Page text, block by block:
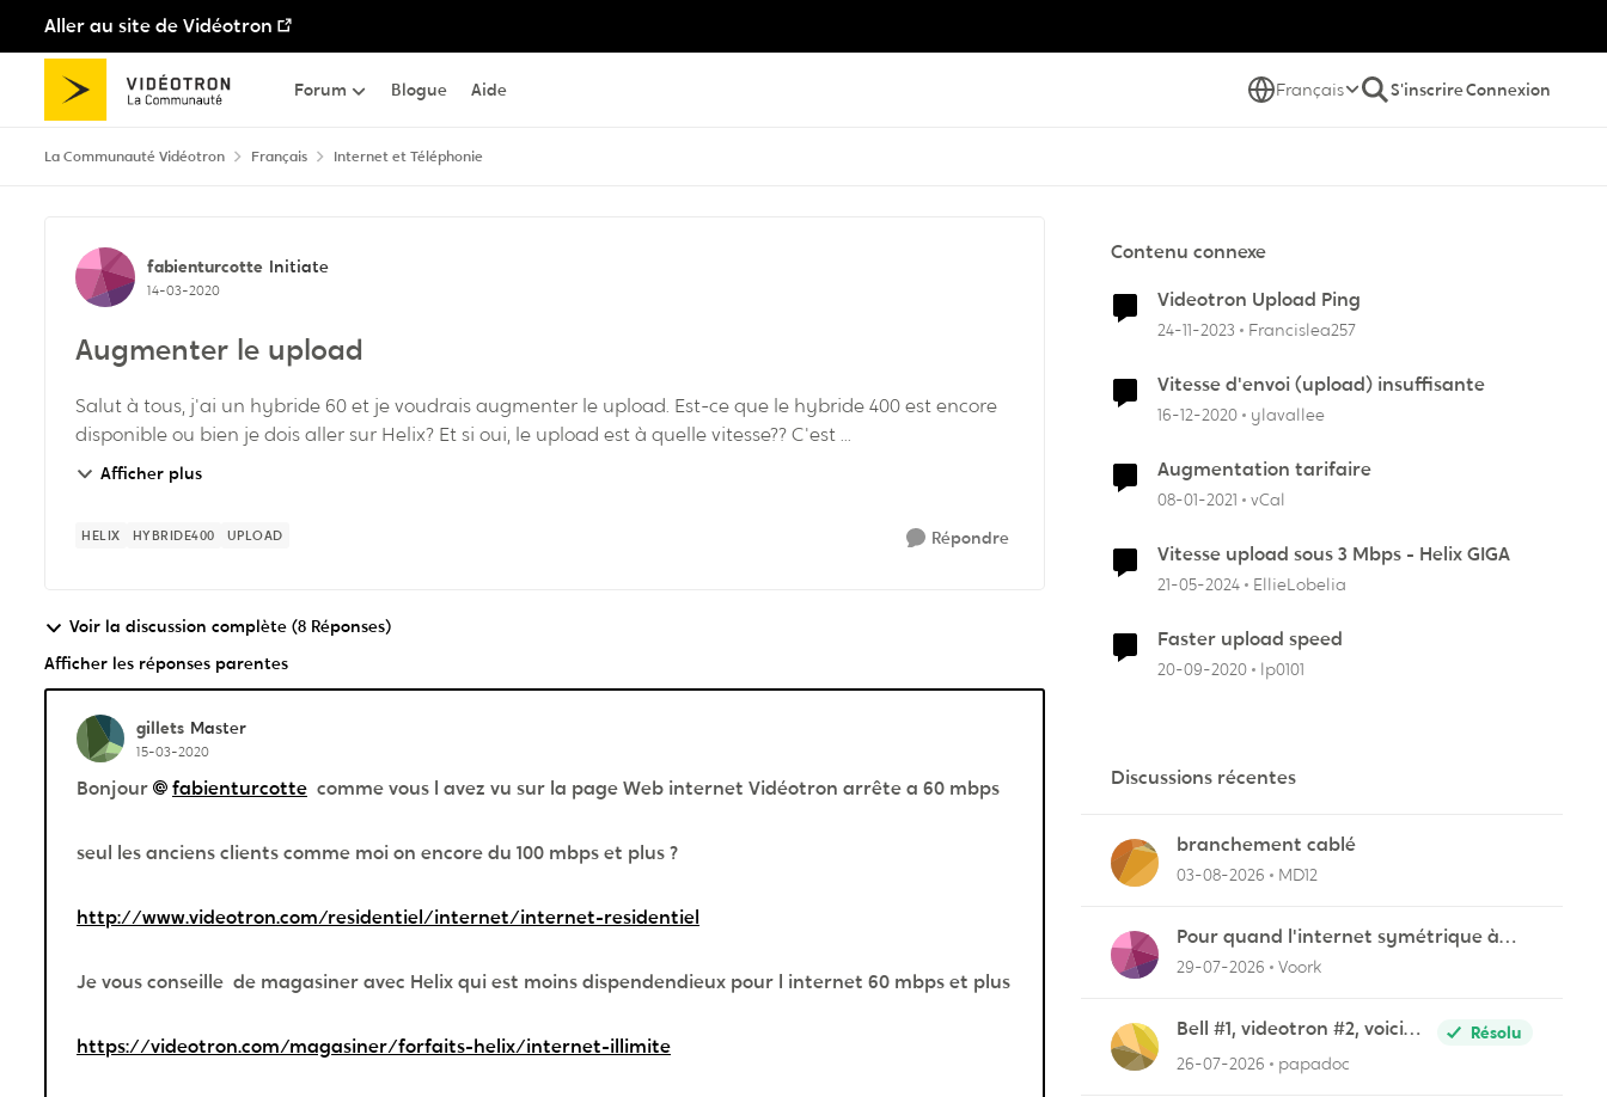
Aller au site de Vidéotron
Passer au contenu
Forum Blogue Aide Français S'inscrireConnexion
La Communauté Vidéotron Français Internet et Téléphonie
Discussion de forum
fabienturcotte Initiate
14-03-2020
Augmenter le upload
Salut à tous, j'ai un hybride 60 et je voudrais augmenter le upload. Est-ce que le hybride 400 est encore
disponible ou bien je dois aller sur Helix? Et si oui, le upload est à quelle vitesse?? C'est ...
Afficher plus
HELIX HYBRIDE400 UPLOAD Répondre
Voir la discussion complète (8 Réponses)
Afficher les réponses parentes
gillets Master
15-03-2020
Bonjour fabienturcotte comme vous l avez vu sur la page Web internet Vidéotron arrête a 60 mbps
seul les anciens clients comme moi on encore du 100 mbps et plus ?
http://www.videotron.com/residentiel/internet/internet-residentiel
Je vous conseille de magasiner avec Helix qui est moins dispendendieux pour l internet 60 mbps et plus
https://videotron.com/magasiner/forfaits-helix/internet-illimite
Contenu connexe
Videotron Upload Ping
24-11-2023 Francislea257
Vitesse d'envoi (upload) insuffisante
16-12-2020 ylavallee
Augmentation tarifaire
08-01-2021 vCal
Vitesse upload sous 3 Mbps - Helix GIGA
21-05-2024 EllieLobelia
Faster upload speed
20-09-2020 lp0101
Discussions récentes
branchement cablé
03-08-2026 MD12
Pour quand l'internet symétrique à
Lévis?
29-07-2026 Voork
Bell #1, videotron #2, voici
pourquoi
Résolu
26-07-2026
papadoc